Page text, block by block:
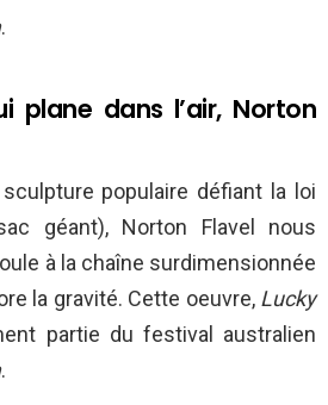
.
plane dans l’air, Norton
sculpture populaire défiant la loi
géant), Norton Flavel nous
à la chaîne surdimensionnée
la gravité. Cette oeuvre,Lucky
partie du festival australien
.